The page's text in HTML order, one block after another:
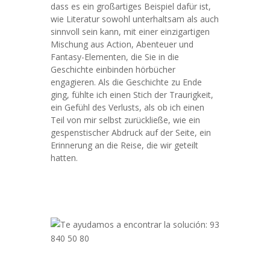
dass es ein großartiges Beispiel dafür ist,
wie Literatur sowohl unterhaltsam als auch
sinnvoll sein kann, mit einer einzigartigen
Mischung aus Action, Abenteuer und
Fantasy-Elementen, die Sie in die
Geschichte einbinden hörbücher
engagieren. Als die Geschichte zu Ende
ging, fühlte ich einen Stich der Traurigkeit,
ein Gefühl des Verlusts, als ob ich einen
Teil von mir selbst zurückließe, wie ein
gespenstischer Abdruck auf der Seite, ein
Erinnerung an die Reise, die wir geteilt
hatten.